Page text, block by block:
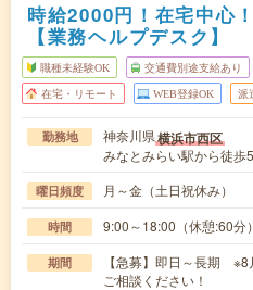
時給2000円！在宅中心
【業務ヘルプデスク】
職種未経験OK 交通費別途支給あり
在宅・リモート WEB登録OK 派
勤務地 神奈川県横浜市西区
みなとみらい駅から徒歩
曜日頻度 月～金（土日祝休み）
時間 9:00～18:00（休憩:60
期間
【急募】即日～長期 ※8
ご相談ください！